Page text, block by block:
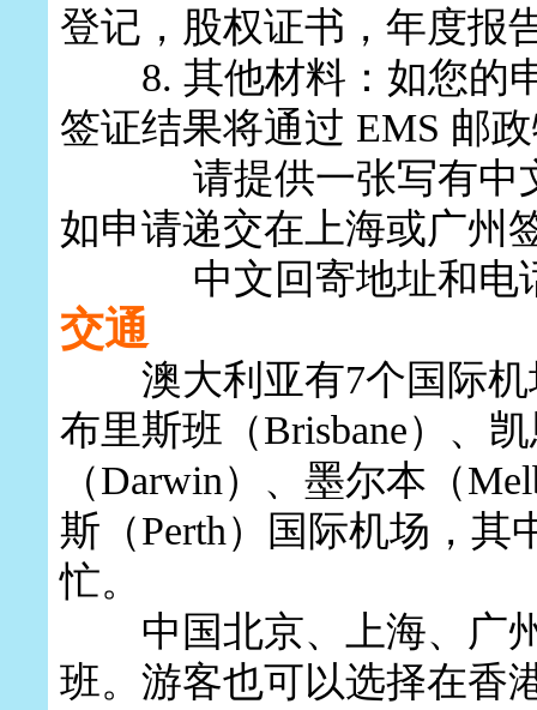
登记，股权证书，年度报
8. 其他材料：如您的
签证结果将通过 EMS 邮
请提供一张写有中文
如申请递交在上海或广州
中文回寄地址和电
交通
澳大利亚有7个国际机
布里斯班（Brisbane）、
（Darwin）、墨尔本（
斯（Perth）国际机场，
忙。
中国北京、上海、广州
班。游客也可以选择在香